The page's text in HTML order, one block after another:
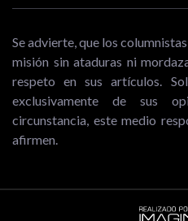
Se advierte, que los
misión sin ataduras ni
respeto en sus artículos.
exclusivamente de sus
circunstancia, este medio
afirmen.